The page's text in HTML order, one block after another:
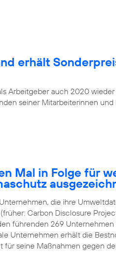
erhält
Arbeitgeber auch 2020
seiner Mitarbeiterinnen und
Mal in Folge für
die ihre
Carbon Disclosure
führenden 269
Unternehmen erhält die
für seine Maßnahmen gegen